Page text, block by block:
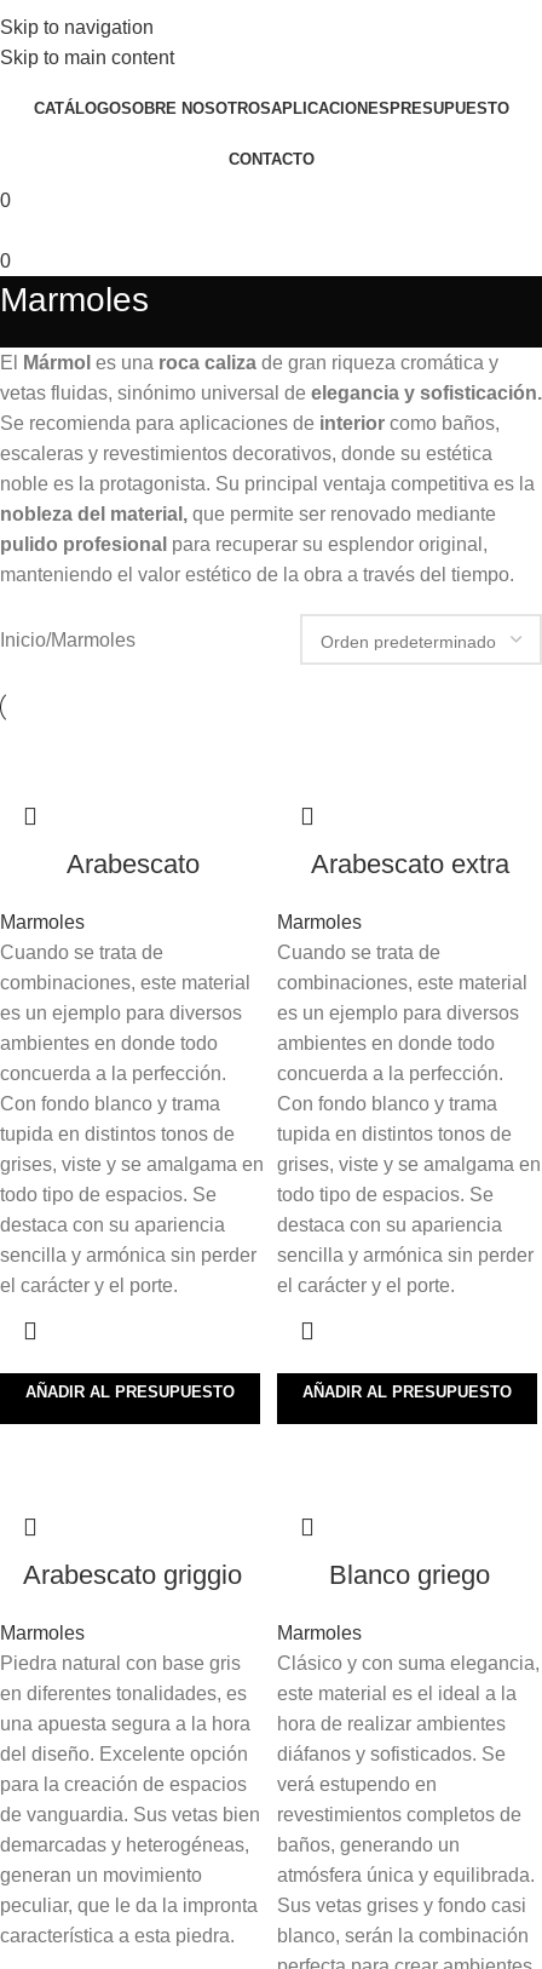
Skip to navigation
Skip to main content
AV. DEL LIBERTADOR 6602 - CABA - ARGENTINA
CATÁLOGOSOBRE NOSOTROSAPLICACIONES PRESUPUESTO
CONTACTO
0
0
Marmoles
El Mármol es una roca caliza de gran riqueza cromática y
vetas fluidas, sinónimo universal de elegancia y sofisticación.
Se recomienda para aplicaciones de interior como baños,
escaleras y revestimientos decorativos, donde su estética
noble es la protagonista. Su principal ventaja competitiva es la
nobleza del material, que permite ser renovado mediante
pulido profesional para recuperar su esplendor original,
manteniendo el valor estético de la obra a través del tiempo.
Inicio Marmoles
Arabescato
Marmoles
Cuando se trata de
combinaciones, este material
es un ejemplo para diversos
ambientes en donde todo
concuerda a la perfección.
Con fondo blanco y trama
tupida en distintos tonos de
grises, viste y se amalgama en
todo tipo de espacios. Se
destaca con su apariencia
sencilla y armónica sin perder
el carácter y el porte.
AÑADIR AL PRESUPUESTO
Arabescato extra
Marmoles
Cuando se trata de
combinaciones, este material
es un ejemplo para diversos
ambientes en donde todo
concuerda a la perfección.
Con fondo blanco y trama
tupida en distintos tonos de
grises, viste y se amalgama en
todo tipo de espacios. Se
destaca con su apariencia
sencilla y armónica sin perder
el carácter y el porte.
AÑADIR AL PRESUPUESTO
Arabescato griggio
Marmoles
Piedra natural con base gris
en diferentes tonalidades, es
una apuesta segura a la hora
del diseño. Excelente opción
para la creación de espacios
de vanguardia. Sus vetas bien
demarcadas y heterogéneas,
generan un movimiento
peculiar, que le da la impronta
característica a esta piedra.
Blanco griego
Marmoles
Clásico y con suma elegancia,
este material es el ideal a la
hora de realizar ambientes
diáfanos y sofisticados. Se
verá estupendo en
revestimientos completos de
baños, generando un
atmósfera única y equilibrada.
Sus vetas grises y fondo casi
blanco, serán la combinación